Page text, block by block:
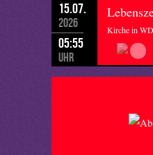
15.07.
2026
05:55
Uhr
Kirche in